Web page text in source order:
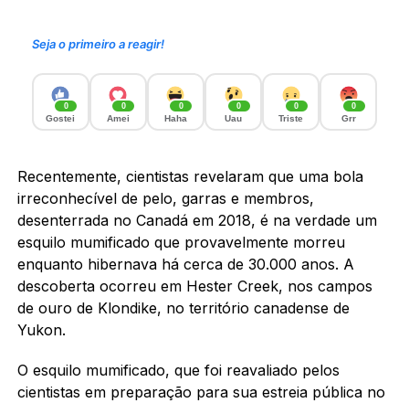
Seja o primeiro a reagir!
0
Gostei
0
Amei
0
Haha
0
Uau
0
Triste
0
Grr
Recentemente, cientistas revelaram que uma bola
irreconhecível de pelo, garras e membros,
desenterrada no Canadá em 2018, é na verdade um
esquilo mumificado que provavelmente morreu
enquanto hibernava há cerca de 30.000 anos. A
descoberta ocorreu em Hester Creek, nos campos
de ouro de Klondike, no território canadense de
Yukon.
O esquilo mumificado, que foi reavaliado pelos
cientistas em preparação para sua estreia pública no